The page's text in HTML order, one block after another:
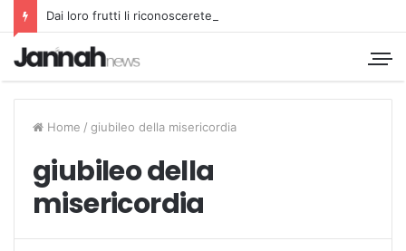
Dai loro frutti li riconoscerete
Home / giubileo della misericordia
giubileo della
misericordia